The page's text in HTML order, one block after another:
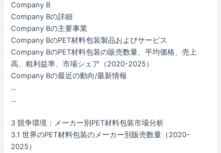
Company B
Company Bの詳細
Company Bの主要事業
Company BのPET材料包装製品およびサービス
Company BのPET材料包装の販売数量、平均価格、売上
高、粗利益率、市場シェア（2020-2025）
Company Bの最近の動向/最新情報
…
…
3 競争環境：メーカー別PET材料包装市場分析
3.1 世界のPET材料包装のメーカー別販売数量（2020-
2025）